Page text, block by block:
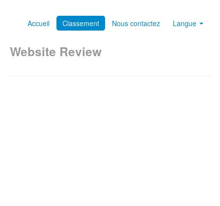
Accueil Classement Nous contactez Langue
Website Review